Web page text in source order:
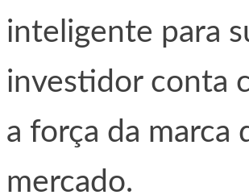
inteligente para
investidor conta
a força da marca
mercado.